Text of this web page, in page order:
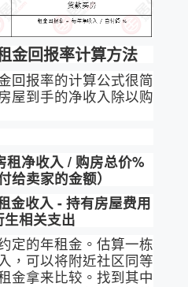
金回报率计算方法
回报率的计算公式很简
屋到手的净收入除以购
租净收入 / 购房总价%
给卖家的金额）
金收入 -持有房屋费用
生相关支出
定的年租金。估算一栋
，可以将附近社区同等
金拿来比较。找到其中